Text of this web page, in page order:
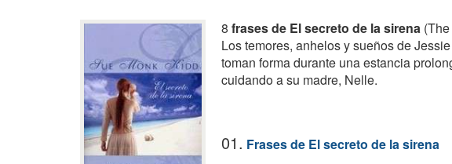
8 frases de El secreto de la sirena
Los temores, anhelos y sueños de
toman forma durante una estancia
cuidando a su madre, Nelle.
01. Frases de El secreto de la sirena